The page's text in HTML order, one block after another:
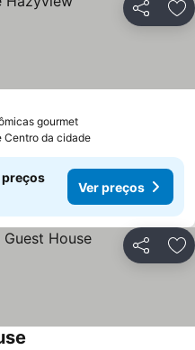
Partilhar
gourmet
Centro da cidade
preços
Ver preços
Partilhar